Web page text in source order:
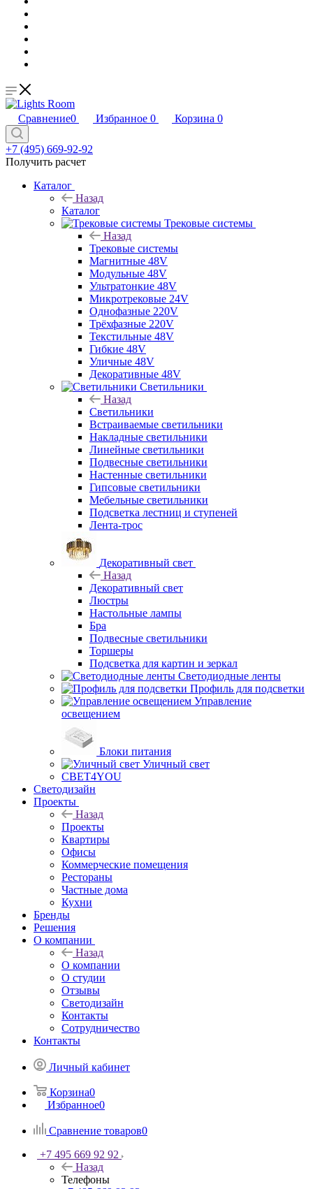
Сравнение0 Избранное 0 Корзина 0
+7 (495) 669-92-92
Получить расчет
Каталог
Назад
Каталог
Трековые системы
Назад
Трековые системы
Магнитные 48V
Модульные 48V
Ультратонкие 48V
Микротрековые 24V
Однофазные 220V
Трёхфазные 220V
Текстильные 48V
Гибкие 48V
Уличные 48V
Декоративные 48V
Светильники
Назад
Светильники
Встраиваемые светильники
Накладные светильники
Линейные светильники
Подвесные светильники
Настенные светильники
Гипсовые светильники
Мебельные светильники
Подсветка лестниц и ступеней
Лента-трос
Декоративный свет
Назад
Декоративный свет
Люстры
Настольные лампы
Бра
Подвесные светильники
Торшеры
Подсветка для картин и зеркал
Светодиодные ленты
Профиль для подсветки
Управление
освещением
Блоки питания
Уличный свет
СВЕТ4YOU
Светодизайн
Проекты
Назад
Проекты
Квартиры
Офисы
Коммерческие помещения
Рестораны
Частные дома
Кухни
Бренды
Решения
О компании
Назад
О компании
О студии
Отзывы
Светодизайн
Контакты
Сотрудничество
Контакты
Личный кабинет
Корзина0
Избранное0
Сравнение товаров0
+7 495 669 92 92
Назад
Телефоны